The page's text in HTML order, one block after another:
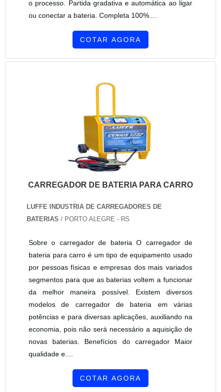
o processo. Partida gradativa e automática ao ligar
ou conectar a bateria. Completa 100%....
COTAR AGORA
CARREGADOR DE BATERIA PARA CARRO
LUFFE INDUSTRIA DE CARREGADORES DE
BATERIAS / PORTO ALEGRE - RS
Sobre o carregador de bateria O carregador de
bateria para carro é um tipo de equipamento usado
por pessoas físicas e empresas dos mais variados
segmentos para que as baterias voltem a funcionar
da melhor maneira possível. Existem diversos
modelos de carregador de bateria em várias
potências e para diversas aplicações, auxiliando na
economia, pois não será necessário a aquisição de
novas baterias. Benefícios do carregador Maior
qualidade e....
COTAR AGORA